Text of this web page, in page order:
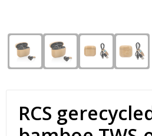
Spellen voor binnen en buiten
Sport
Vrije tijd en Strand
Opvouwbare tassen
Papieren tassen
Reistassen
RCS